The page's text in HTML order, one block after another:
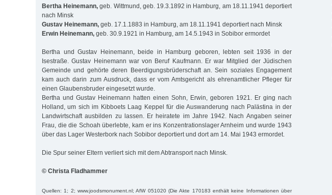
Bertha Heinemann, geb. Wittmund, geb. 19.3.1892 in Hamburg, am 18.11.1941 deportiert
nach Minsk
Gustav Heinemann, geb. 17.1.1883 in Hamburg, am 18.11.1941 deportiert nach Minsk
Erwin Heinemann, geb. 30.9.1921 in Hamburg, am 14.5.1943 in Sobibor ermordet
Bertha und Gustav Heinemann, beide in Hamburg geboren, lebten seit 1936 in der
Isestraße. Gustav Heinemann war von Beruf Kaufmann. Er war Mitglied der Jüdischen
Gemeinde und gehörte deren Beerdigungsbrüderschaft an. Sein soziales Engagement
kam auch darin zum Ausdruck, dass er vom Amtsgericht als ehrenamtlicher Pfleger für
einen Glaubensbruder eingesetzt wurde.
Bertha und Gustav Heinemann hatten einen Sohn, Erwin, geboren 1921. Er ging nach
Holland, um sich im Kibboets Laag Keppel für die Auswanderung nach Palästina in der
Landwirtschaft ausbilden zu lassen. Er heiratete im Jahre 1942. Nach Angaben seiner
Frau, die die Schoah überlebte, kam er ins Konzentrationslager Arnheim und wurde 1943
über das Lager Westerbork nach Sobibor deportiert und dort am 14. Mai 1943 ermordet.
Die Spur seiner Eltern verliert sich mit dem Abtransport nach Minsk.
© Christa Fladhammer
Quellen: 1; 2; www.joodsmonument.nl; AfW 051020 (Die Akte 170183 enthält keine Informationen über